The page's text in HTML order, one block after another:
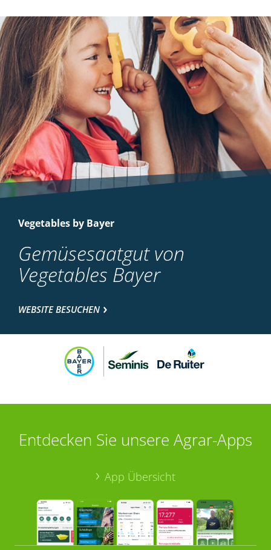
Vegetables by Bayer
Gemüsesaatgut von
Vegetables Bayer
WEBSITE BESUCHEN
Entdecken Sie unsere Agrar-Apps
App Übersicht